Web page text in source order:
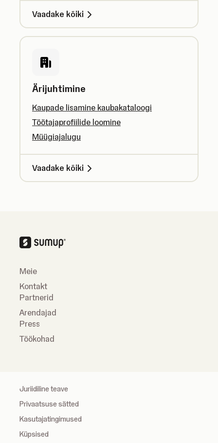
Vaadake kõiki
Ärijuhtimine
Kaupade lisamine kaubakataloogi
Töötajaprofiilide loomine
Müügiajalugu
Vaadake kõiki
Meie
Kontakt
Partnerid
Arendajad
Press
Töökohad
Juriidiline teave
Privaatsuse sätted
Kasutajatingimused
Küpsised